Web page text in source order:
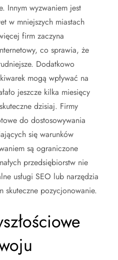
Innym wyzwaniem jest
w mniejszych miastach
firm zaczyna
co sprawia, że
Dodatkowo
mogą wpływać na
jeszcze kilka miesięcy
dzisiaj. Firmy
do dostosowywania
się warunków
są ograniczone
przedsiębiorstw nie
usługi SEO lub narzędzia
skuteczne pozycjonowanie.